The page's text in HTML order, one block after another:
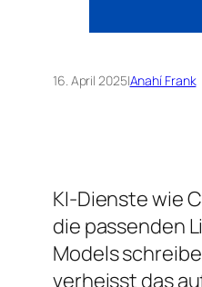
16. April 2025|Anahí Frank
KI-Dienste wie
die passenden
Models
verheisst das